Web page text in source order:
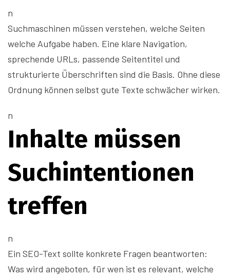
n
Suchmaschinen müssen verstehen, welche Seiten
welche Aufgabe haben. Eine klare Navigation,
sprechende URLs, passende Seitentitel und
strukturierte Überschriften sind die Basis. Ohne diese
Ordnung können selbst gute Texte schwächer wirken.
n
Inhalte müssen
Suchintentionen
treffen
n
Ein SEO-Text sollte konkrete Fragen beantworten:
Was wird angeboten, für wen ist es relevant, welche